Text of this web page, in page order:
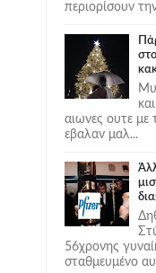
περιορίσουν
αιωνες ουτε με
εβαλαν μαλ...
56χρονης
σταθμευμένο